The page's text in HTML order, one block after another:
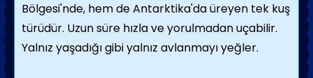
Bölgesi'nde, hem de Antarktika'da üreyen tek kuş
türüdür. Uzun süre hızla ve yorulmadan uçabilir.
Yalnız yaşadığı gibi yalnız avlanmayı yeğler.